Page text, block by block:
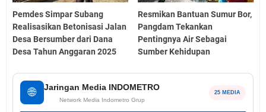
Pemdes Simpar Subang
Realisasikan Betonisasi Jalan
Desa Bersumber dari Dana
Desa Tahun Anggaran 2025
Resmikan Bantuan Sumur Bor,
Pangdam Tekankan
Pentingnya Air Sebagai
Sumber Kehidupan
🌐 Jaringan Media INDOMETRO
Network Media Indometro Grup
25 MEDIA